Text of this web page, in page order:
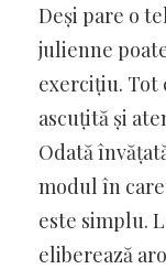
Deși pare o
julienne
exercițiu. Tot
ascuțită și
Odată
modul în
este simplu.
eliberează